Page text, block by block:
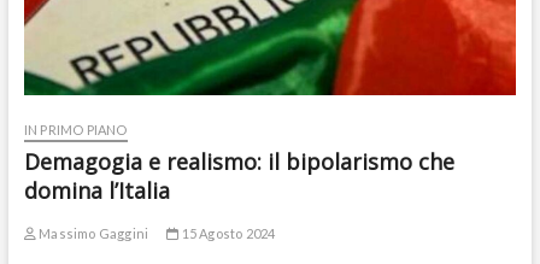
IN PRIMO PIANO
Demagogia e realismo: il bipolarismo che
domina l’Italia
Massimo Gaggini 15 Agosto 2024